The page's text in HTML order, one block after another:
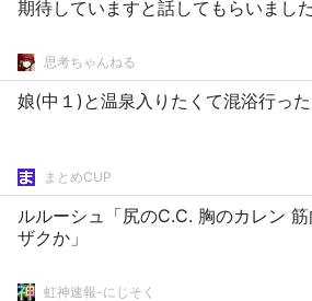
期待していますと話してもらいました
思考ちゃんねる
娘(中１)と温泉入りたくて混浴行っ
まとめCUP
ルルーシュ「尻のC.C. 胸のカレン 筋
ザクか」
虹神速報-にじそく